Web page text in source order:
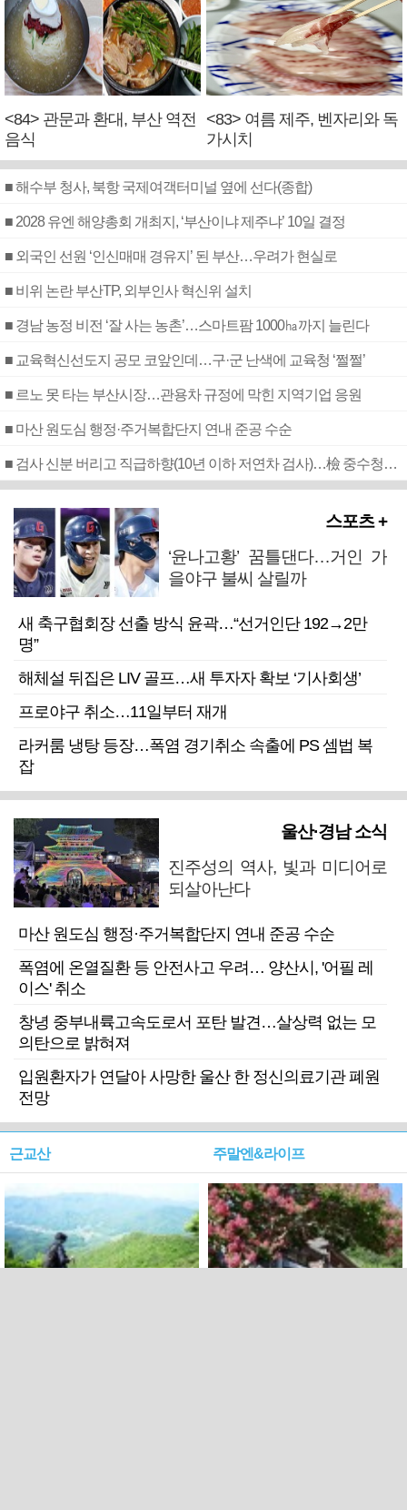
<84> 관문과 환대, 부산 역전
음식
<83> 여름 제주, 벤자리와 독
가시치
■ 해수부 청사, 북항 국제여객터미널 옆에 선다(종합)
■ 2028 유엔 해양총회 개최지, ‘부산이냐 제주냐’ 10일 결정
■ 외국인 선원 ‘인신매매 경유지’ 된 부산…우려가 현실로
■ 비위 논란 부산TP, 외부인사 혁신위 설치
■ 경남 농정 비전 ‘잘 사는 농촌’…스마트팜 1000㏊까지 늘린다
■ 교육혁신선도지 공모 코앞인데…구·군 난색에 교육청 ‘쩔쩔’
■ 르노 못 타는 부산시장…관용차 규정에 막힌 지역기업 응원
■ 마산 원도심 행정·주거복합단지 연내 준공 수순
■ 검사 신분 버리고 직급하향(10년 이하 저연차 검사)…檢 중수청행 기피
스포츠 +
‘윤나고황’ 꿈틀댄다…거인 가
을야구 불씨 살릴까
새 축구협회장 선출 방식 윤곽…“선거인단 192→2만
명”
해체설 뒤집은 LIV 골프…새 투자자 확보 ‘기사회생’
프로야구 취소…11일부터 재개
라커룸 냉탕 등장…폭염 경기취소 속출에 PS 셈법 복
잡
울산·경남 소식
진주성의 역사, 빛과 미디어로
되살아난다
마산 원도심 행정·주거복합단지 연내 준공 수순
폭염에 온열질환 등 안전사고 우려… 양산시, '어필 레
이스' 취소
창녕 중부내륙고속도로서 포탄 발견…살상력 없는 모
의탄으로 밝혀져
입원환자가 연달아 사망한 울산 한 정신의료기관 폐원
전망
근교산 주말엔&라이프